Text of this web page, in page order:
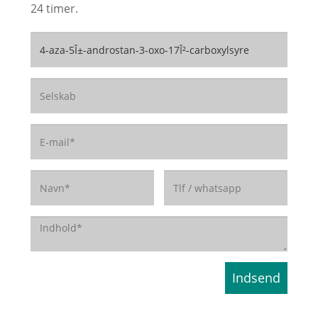
24 timer.